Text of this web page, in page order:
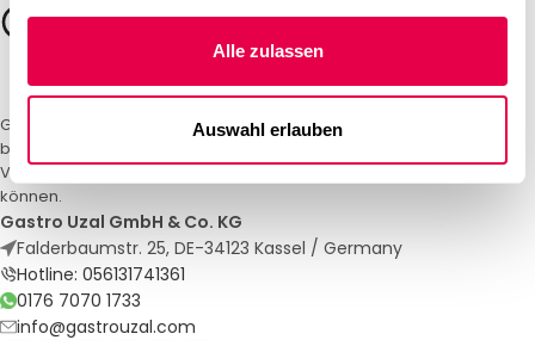
Alle zulassen
Auswahl erlauben
Gastro Uzal – Ihr Spezialist für Gastronomiemöbel und -textilien. Wir
bieten maßgeschneiderte Lösungen für Restaurants, Hotels und
Veranstaltungen. Qualität und Service, auf die Sie sich verlassen
können.
Gastro Uzal GmbH & Co. KG
Falderbaumstr. 25, DE-34123 Kassel / Germany
Hotline: 056131741361
0176 7070 1733
info@gastrouzal.com